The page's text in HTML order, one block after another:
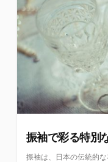
ー
振袖で彩る特別
振袖は、日本の伝統的